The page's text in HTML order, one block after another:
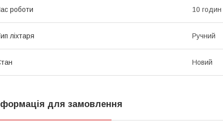
роботи 10 годин
ліхтаря Ручний
Новий
для замовлення